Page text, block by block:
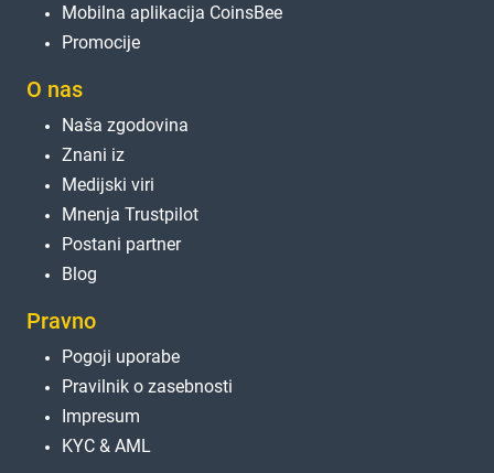
Mobilna aplikacija CoinsBee
Promocije
O nas
Naša zgodovina
Znani iz
Medijski viri
Mnenja Trustpilot
Postani partner
Blog
Pravno
Pogoji uporabe
Pravilnik o zasebnosti
Impresum
KYC & AML